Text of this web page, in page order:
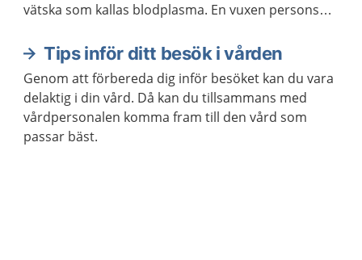
vätska som kallas blodplasma. En vuxen persons
Tips inför ditt besök i vården
Genom att förbereda dig inför besöket kan du vara
delaktig i din vård. Då kan du tillsammans med
vårdpersonalen komma fram till den vård som
passar bäst.